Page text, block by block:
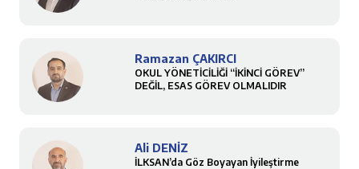
Ramazan ÇAKIRCI
OKUL YÖNETİCİLİĞİ “İKİNCİ GÖREV”
DEĞİL, ESAS GÖREV OLMALIDIR
Ali DENİZ
İLKSAN’da Göz Boyayan İyileştirme